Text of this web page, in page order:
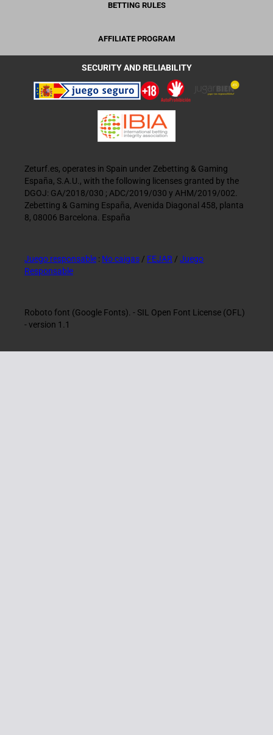
BETTING RULES
AFFILIATE PROGRAM
SECURITY AND RELIABILITY
Zeturf.es, operates in Spain under Zebetting & Gaming
España, S.A.U., with the following licenses granted by the
DGOJ: GA/2018/030 ; ADC/2019/030 y AHM/2019/002.
Zebetting & Gaming España, Avenida Diagonal 458, planta
8, 08006 Barcelona. España
Juego responsable : No caigas / FEJAR / Juego
Responsable
Roboto font (Google Fonts). - SIL Open Font License (OFL)
- version 1.1